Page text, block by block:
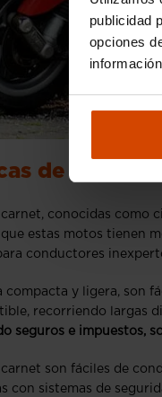
publicidad
opciones
de las
conocidas como
que estas motos tienen
conductores
compacta y ligera, son
recorriendo largas
seguros e impuestos,
son fáciles de
con sistemas de